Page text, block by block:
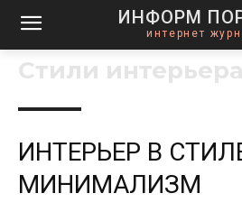
ИНФОРМ
интернет
Стили интерьера
ИНТЕРЬЕР В
МИНИМАЛИЗМ